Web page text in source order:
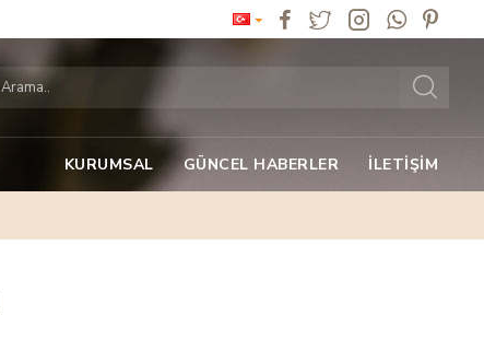
KURUMSAL GÜNCEL HABERLER İLETIŞIM